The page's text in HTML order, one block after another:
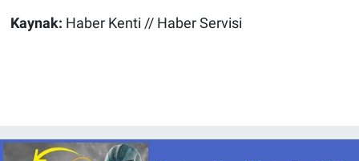
Kaynak: Haber Kenti // Haber Servisi